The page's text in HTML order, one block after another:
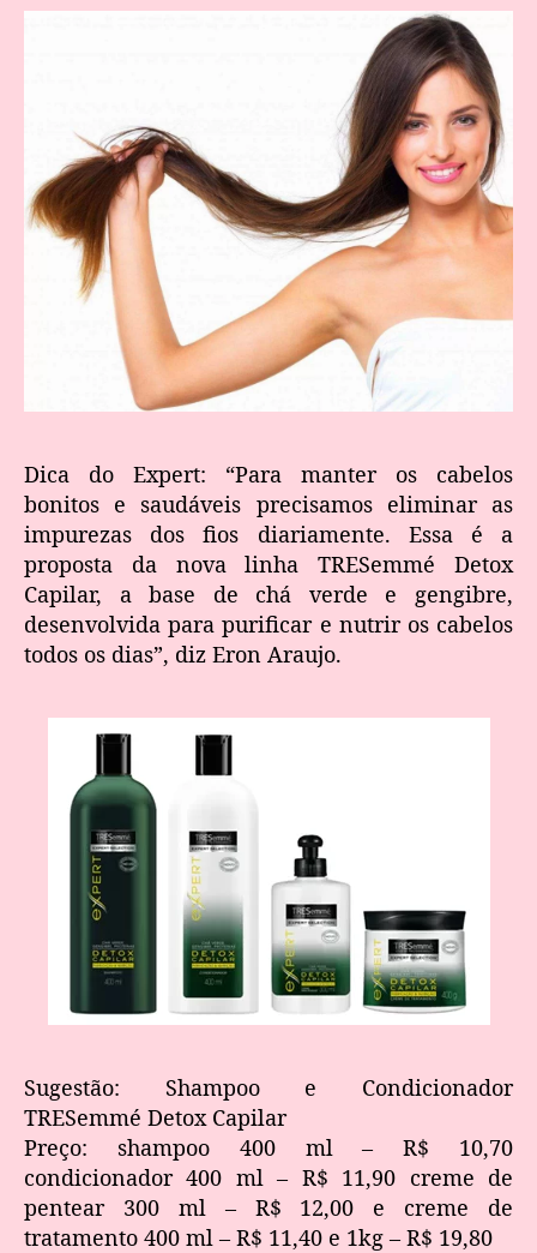
Dica do Expert: “Para manter os cabelos
bonitos e saudáveis precisamos eliminar as
impurezas dos fios diariamente. Essa é a
proposta da nova linha TRESemmé Detox
Capilar, a base de chá verde e gengibre,
desenvolvida para purificar e nutrir os cabelos
todos os dias”, diz Eron Araujo.
Sugestão: Shampoo e Condicionador
TRESemmé Detox Capilar
Preço: shampoo 400 ml – R$ 10,70
condicionador 400 ml – R$ 11,90 creme de
pentear 300 ml – R$ 12,00 e creme de
tratamento 400 ml – R$ 11,40 e 1kg – R$ 19,80